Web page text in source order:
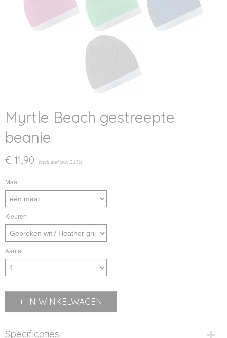
Myrtle Beach gestreepte
beanie
€ 11,90 (inclusief btw 21%)
Maat
Kleuren
Aantal
IN WINKELWAGEN
Specificaties